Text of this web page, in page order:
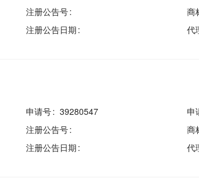
注册公告号 商
注册公告日期 代
申请号 39280547 申
注册公告号 商
注册公告日期 代